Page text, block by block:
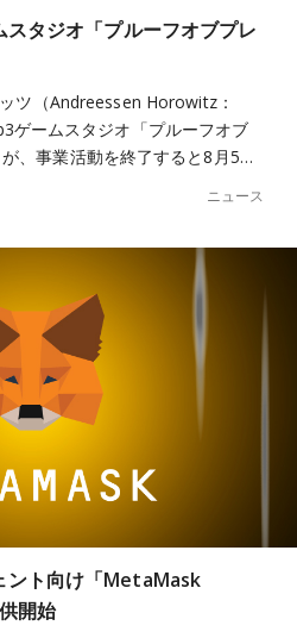
タジオ「プルーフオブプレ
ツ（Andreessen Horowitz：
ゲームスタジオ「プルーフオブ
、事業活動を終了すると8月5…
ニュース
ント向け「MetaMask
開始